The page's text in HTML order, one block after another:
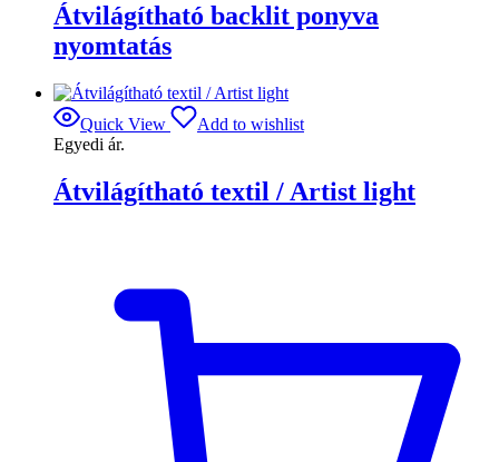
Átvilágítható backlit ponyva
nyomtatás
Quick View
Add to wishlist
Egyedi ár.
Átvilágítható textil / Artist light